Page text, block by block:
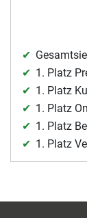
1. Platz
1. Platz
1. Platz
1. Platz
1. Platz